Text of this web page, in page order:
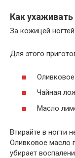
Как
За кожицей
Для этого
Чайная
Масло
Втирайте в ногти
Оливковое масло
убирает